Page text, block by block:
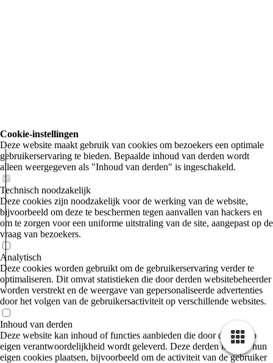
IMG_20220503_091741526_HDR
Cookie-instellingen
Deze website maakt gebruik van cookies om bezoekers een optimale
gebruikerservaring te bieden. Bepaalde inhoud van derden wordt
alleen weergegeven als "Inhoud van derden" is ingeschakeld.
Technisch noodzakelijk
Deze cookies zijn noodzakelijk voor de werking van de website,
bijvoorbeeld om deze te beschermen tegen aanvallen van hackers en
om te zorgen voor een uniforme uitstraling van de site, aangepast op de
vraag van bezoekers.
Analytisch
Deze cookies worden gebruikt om de gebruikerservaring verder te
optimaliseren. Dit omvat statistieken die door derden websitebeheerder
worden verstrekt en de weergave van gepersonaliseerde advertenties
door het volgen van de gebruikersactiviteit op verschillende websites.
Inhoud van derden
Deze website kan inhoud of functies aanbieden die door derden op
eigen verantwoordelijkheid wordt geleverd. Deze derden kunnen hun
eigen cookies plaatsen, bijvoorbeeld om de activiteit van de gebruiker